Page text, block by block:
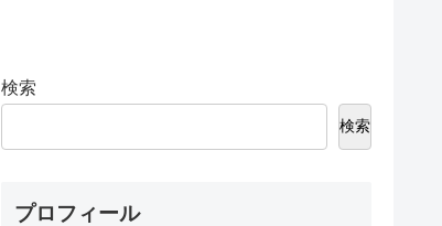
検索
検索
プロフィール